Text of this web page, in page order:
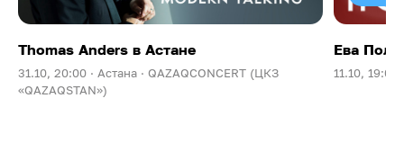
Thomas Anders в Астане
31.10, 20:00 · Астана · QAZAQCONCERT (ЦКЗ
«QAZAQSTAN»)
Ева
11.10, 19:00